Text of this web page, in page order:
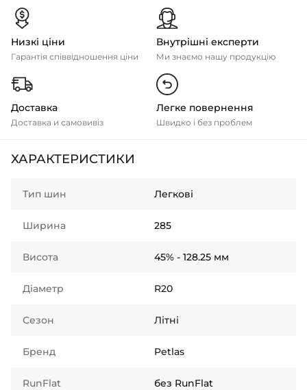
Низкі ціни
Гарантія співвідношення ціни
Внутрішні експерти
Ми знаємо нашу продукцію
Доставка
Доставка и самовивіз
Легке повернення
Швидко і без проблем
ХАРАКТЕРИСТИКИ
Тип шин Легкові
Ширина 285
Висота 45% - 128.25 мм
Діаметр R20
Сезон Літні
Бренд Petlas
RunFlat без RunFlat